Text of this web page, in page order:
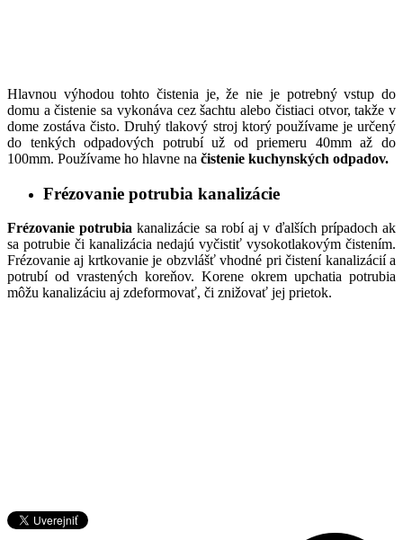
Hlavnou výhodou tohto čistenia je, že nie je potrebný vstup do
domu a čistenie sa vykonáva cez šachtu alebo čistiaci otvor, takže v
dome zostáva čisto. Druhý tlakový stroj ktorý používame je určený
do tenkých odpadových potrubí už od priemeru 40mm až do
100mm. Používame ho hlavne na čistenie kuchynských odpadov.
Frézovanie potrubia kanalizácie
Frézovanie potrubia kanalizácie sa robí aj v ďalších prípadoch ak
sa potrubie či kanalizácia nedajú vyčistiť vysokotlakovým čistením.
Frézovanie aj krtkovanie je obzvlášť vhodné pri čistení kanalizácií a
potrubí od vrastených koreňov. Korene okrem upchatia potrubia
môžu kanalizáciu aj zdeformovať, či znižovať jej prietok.